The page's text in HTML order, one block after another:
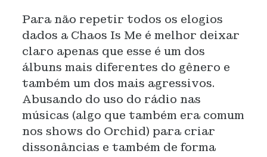
Para não repetir todos os elogios
dados a Chaos Is Me é melhor deixar
claro apenas que esse é um dos
álbuns mais diferentes do gênero e
também um dos mais agressivos.
Abusando do uso do rádio nas
músicas (algo que também era comum
nos shows do Orchid) para criar
dissonâncias e também de forma